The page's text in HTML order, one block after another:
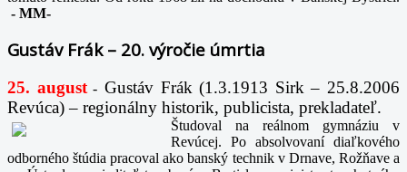
- MM-
Gustáv Frák – 20. výročie úmrtia
25. august- Gustáv Frák (1.3.1913 Sirk – 25.8.2006
Revúca) – regionálny historik, publicista, prekladateľ.
Študoval na reálnom gymnáziu v
Revúcej. Po absolvovaní diaľkového
odborného štúdia pracoval ako banský technik v Drnave, Rožňave a